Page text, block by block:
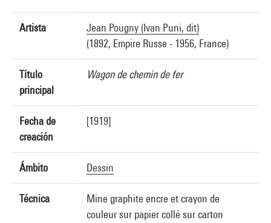
Artista
Jean Pougny (Ivan Puni, dit)
(1892, Empire Russe - 1956, France)
Título
principal
Wagon de chemin de fer
Fecha de
creación
[1919]
Ámbito Dessin
Técnica
Mine graphite encre et crayon de
couleur sur papier collé sur carton